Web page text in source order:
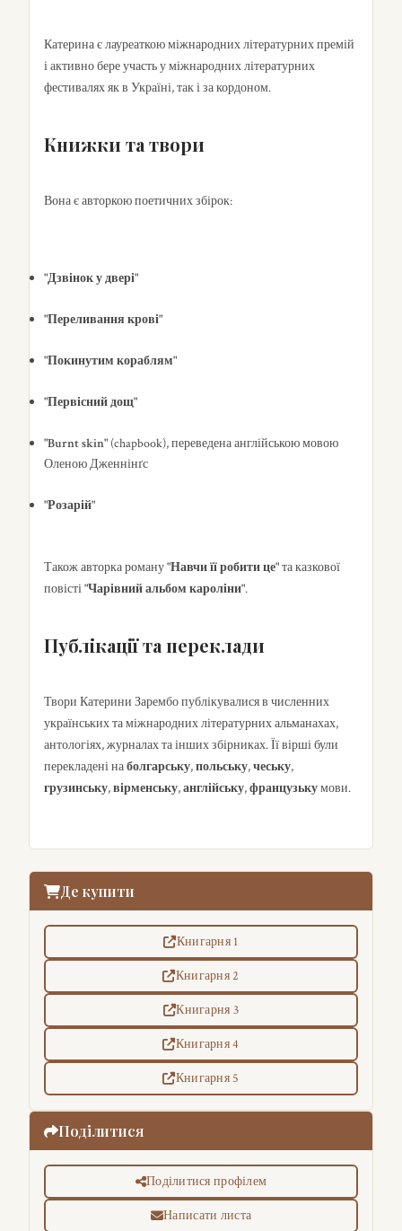
Катерина є лауреаткою міжнародних літературних премій
і активно бере участь у міжнародних літературних
фестивалях як в Україні, так і за кордоном.
Книжки та твори
Вона є авторкою поетичних збірок:
"Дзвінок у двері"
"Переливання крові"
"Покинутим кораблям"
"Первісний дощ"
"Burnt skin" (chapbook), переведена англійською мовою
Оленою Дженнінґс
"Розарій"
Також авторка роману"Навчи її робити це"та казкової
повісті"Чарівний альбом кароліни".
Публікації та переклади
Твори Катерини Зарембо публікувалися в численних
українських та міжнародних літературних альманахах,
антологіях, журналах та інших збірниках. Її вірші були
перекладені наболгарську,польську,чеську,
грузинську,вірменську,англійську,французькумови.
Де купити
Книгарня 1
Книгарня 2
Книгарня 3
Книгарня 4
Книгарня 5
Поділитися
Поділитися профілем
Написати листа